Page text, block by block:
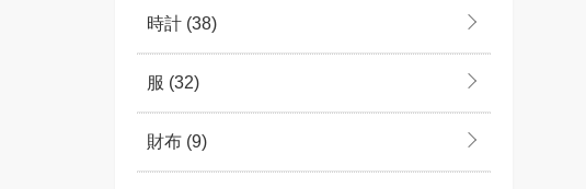
時計 (38)
服 (32)
財布 (9)